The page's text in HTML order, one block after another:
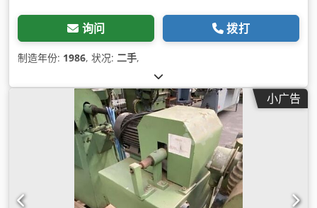
询问 拨打
制造年份: 1986, 状况: 二手,
小广告